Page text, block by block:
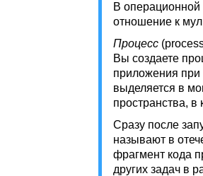
В
отношение к
Процесс
Вы создаете
приложения
выделяется в
пространства, в
Сразу после
называют в
фрагмент кода
других задач в